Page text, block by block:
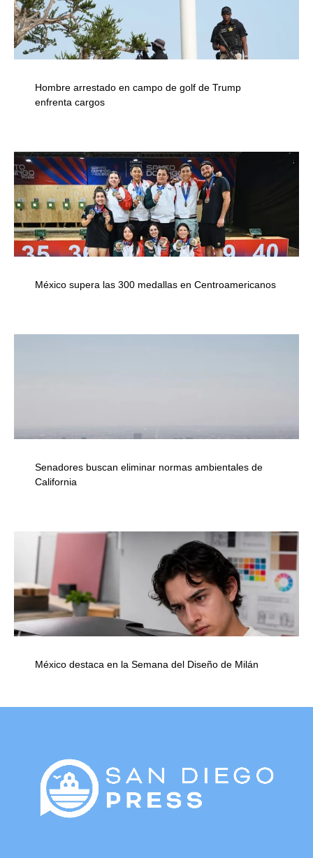
Hombre arrestado en campo de golf de Trump
enfrenta cargos
México supera las 300 medallas en Centroamericanos
Senadores buscan eliminar normas ambientales de
California
México destaca en la Semana del Diseño de Milán